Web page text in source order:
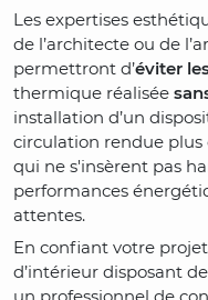
Les expertises
de l’architecte ou de
permettront d’éviter
thermique réalisée
installation d’un
circulation rendue
qui ne s'insèrent pas
performances
attentes.
En confiant votre
d’intérieur disposant